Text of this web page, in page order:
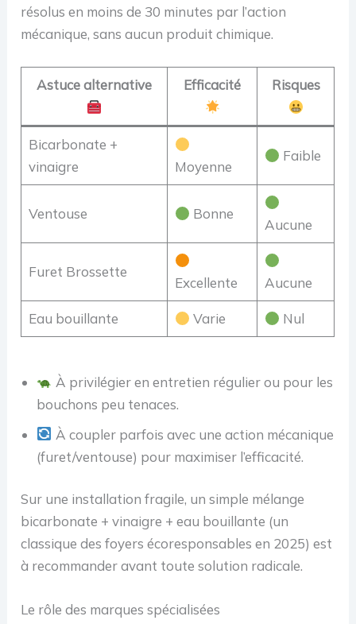
résolus en moins de 30 minutes par l’action
mécanique, sans aucun produit chimique.
Astuce alternative Efficacité Risques
Bicarbonate +
vinaigre
Moyenne
Faible
Ventouse Bonne
Aucune
Furet Brossette
Excellente Aucune
Eau bouillante Varie Nul
À privilégier en entretien régulier ou pour les
bouchons peu tenaces.
À coupler parfois avec une action mécanique
(furet/ventouse) pour maximiser l’efficacité.
Sur une installation fragile, un simple mélange
bicarbonate + vinaigre + eau bouillante (un
classique des foyers écoresponsables en 2025) est
à recommander avant toute solution radicale.
Le rôle des marques spécialisées